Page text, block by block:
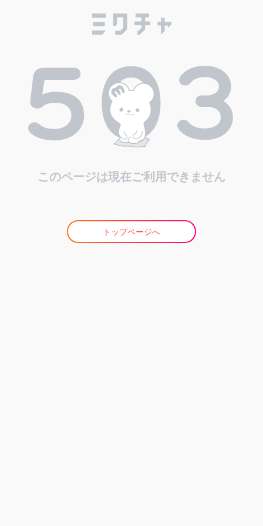
このページは現在ご利用できません